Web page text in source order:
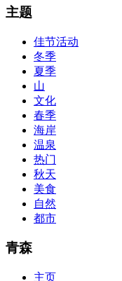
The alertness of CCNA
absolute abstraction
so you can chase
acclaim you
PassExamWay, Pass
mentioned assay are
主题
佳节活动
冬季
夏季
山
文化
春季
海岸
温泉
热门
秋天
美食
自然
都市
青森
主页